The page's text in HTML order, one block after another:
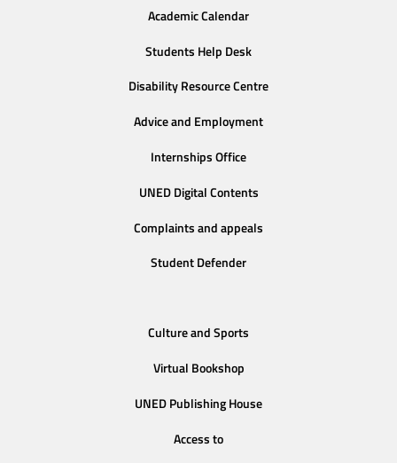
Academic Calendar
Students Help Desk
Disability Resource Centre
Advice and Employment
Internships Office
UNED Digital Contents
Complaints and appeals
Student Defender
Culture and Sports
Virtual Bookshop
UNED Publishing House
Access to